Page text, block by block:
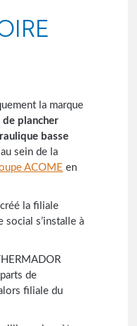
la marque
plancher
basse
au sein de la
ACOME en
créé la filiale
social s’installe à
de
filiale du